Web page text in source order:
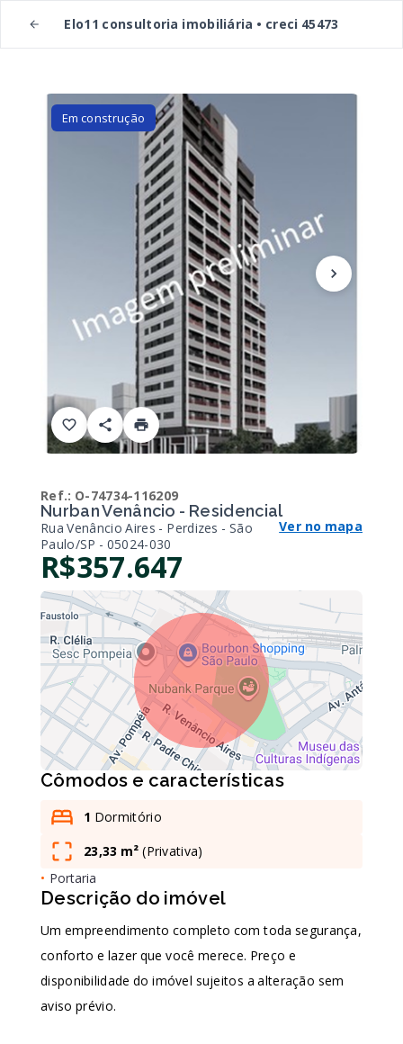
Elo11 consultoria imobiliária • creci 45473
Em construção
Ref.: O-74734-116209
Nurban Venâncio - Residencial
Rua Venâncio Aires - Perdizes - São
Paulo/SP - 05024-030
Ver no mapa
R$357.647
Cômodos e características
1 Dormitório
23,33 m² (Privativa)
• Portaria
Descrição do imóvel
Um empreendimento completo com toda segurança,
conforto e lazer que você merece. Preço e
disponibilidade do imóvel sujeitos a alteração sem
aviso prévio.